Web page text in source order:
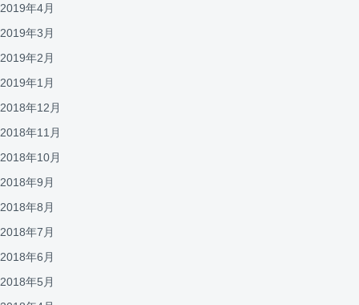
2019年4月
2019年3月
2019年2月
2019年1月
2018年12月
2018年11月
2018年10月
2018年9月
2018年8月
2018年7月
2018年6月
2018年5月